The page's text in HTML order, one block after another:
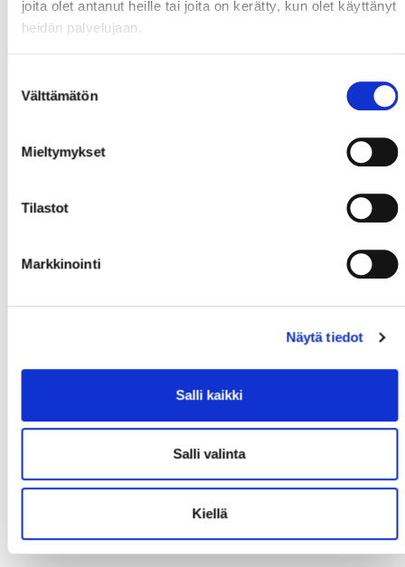
joita olet antanut heille tai joita on kerätty, kun olet käyttänyt
heidän palvelujaan.
valinta
Välttämätön
Mieltymykset
Tilastot
Markkinointi
Näytä tiedot
Salli kaikki
Salli valinta
Kiellä